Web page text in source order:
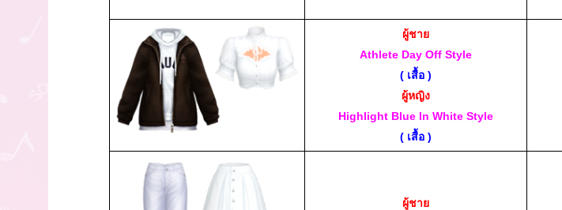
ผู้ชาย
Athlete Day Off Style
( เสื้อ )
ผู้หญิง
Highlight Blue In White Style
( เสื้อ )
ผู้ชาย